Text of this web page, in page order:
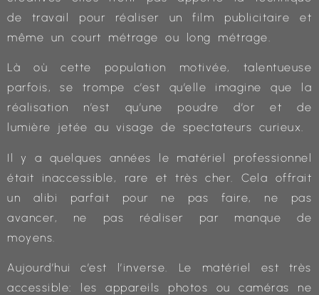
de travail pour réaliser un film publicitaire et
même un court métrage ou long métrage.
Là où cette population motivée, talentueuse
parfois, se trompe c’est qu’elle imagine que la
réalisation n’est qu’une poudre d’or et de
lumière jetée au visage de spectateurs curieux.
Il y a quelques années le matériel professionnel
était inaccessible, rare et très cher. Cela offrait
un alibi parfait pour ne pas faire, ne pas
avancer, ne pas réaliser par manque de
moyens.
Aujourd’hui c’est l’inverse. Le matériel est très
accessible: les appareils photos ou caméras ne